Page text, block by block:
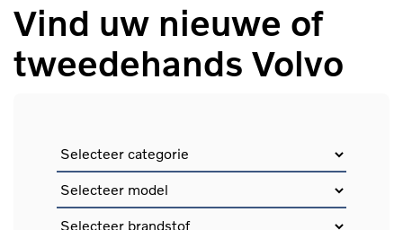
Vind uw nieuwe of
tweedehands Volvo